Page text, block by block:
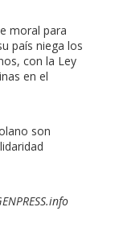
moral para
país niega los
con la Ley
en el
son